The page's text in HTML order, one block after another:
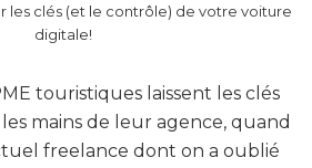
les clés (et le contrôle) de votre voiture
digitale!
touristiques laissent les clés
mains de leur agence, quand
freelance dont on a oublié